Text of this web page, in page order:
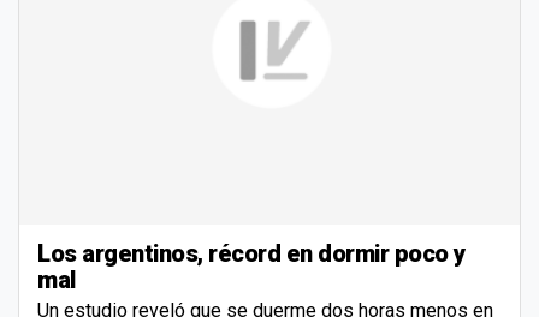
Los argentinos, récord en dormir poco y
mal
Un estudio reveló que se duerme dos horas menos en